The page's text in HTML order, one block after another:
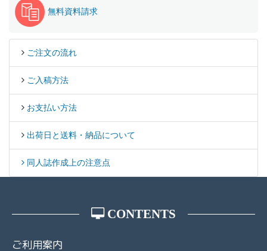
無料資料請求
ご注文の流れ
ご入稿方法
お支払い方法
出荷日と送料・納品について
同人誌作成上の注意点
CONTENTS
ご利用案内